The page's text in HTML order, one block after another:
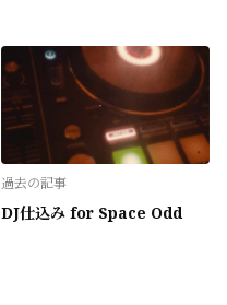
過去の記事
DJ仕込み for Space Odd